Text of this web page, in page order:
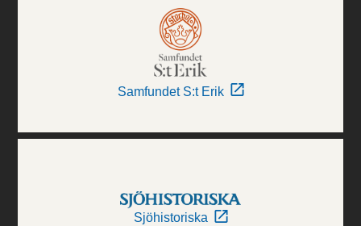
Samfundet S:t Erik
Sjöhistoriska